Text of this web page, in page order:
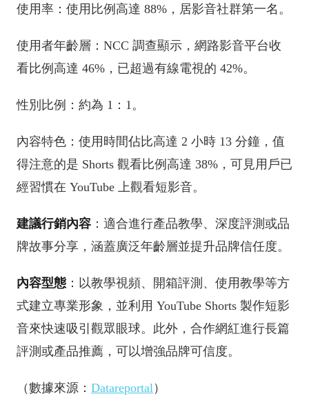
使用率：使用比例高達 88%，居影音社群第一名。
使用者年齡層：NCC 調查顯示，網路影音平台收
看比例高達 46%，已超過有線電視的 42%。
性別比例：約為 1：1。
內容特色：使用時間佔比高達 2 小時 13 分鐘，值
得注意的是 Shorts 觀看比例高達 38%，可見用戶已
經習慣在 YouTube 上觀看短影音。
建議行銷內容 ：適合進行產品教學、深度評測或品
牌故事分享，涵蓋廣泛年齡層並提升品牌信任度。
內容型態 ：以教學視頻、開箱評測、使用教學等方
式建立專業形象，並利用 YouTube Shorts 製作短影
音來快速吸引觀眾眼球。此外，合作網紅進行長篇
評測或產品推薦，可以增強品牌可信度。
（數據來源： Datareportal）